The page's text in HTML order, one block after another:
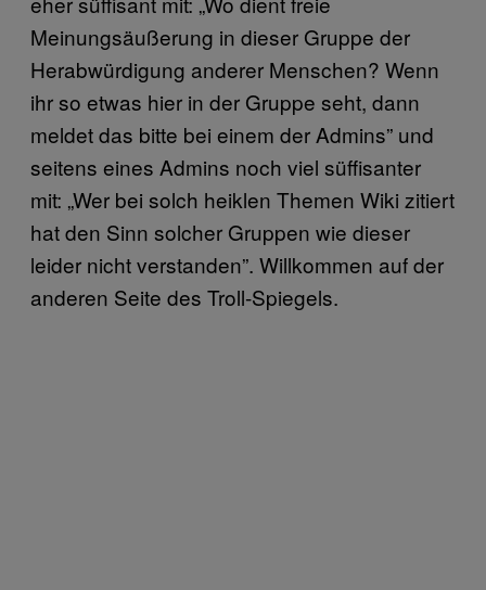
Meinungsäußerung in dieser Gruppe der
Herabwürdigung anderer Menschen? Wenn
ihr so etwas hier in der Gruppe seht, dann
meldet das bitte bei einem der Admins” und
seitens eines Admins noch viel süffisanter
mit: „Wer bei solch heiklen Themen Wiki zitiert
hat den Sinn solcher Gruppen wie dieser
leider nicht verstanden”. Willkommen auf der
anderen Seite des Troll-Spiegels.